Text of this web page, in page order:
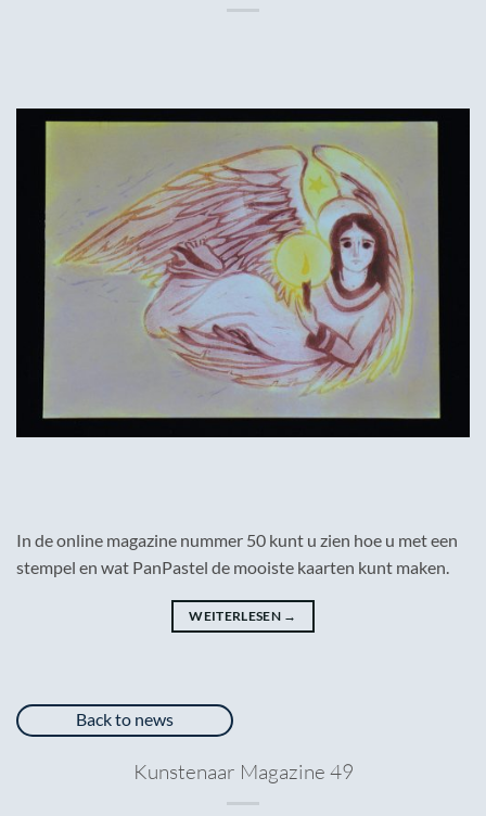
In de online magazine nummer 50 kunt u zien hoe u met een
stempel en wat PanPastel de mooiste kaarten kunt maken.
WEITERLESEN →
Back to news
Kunstenaar Magazine 49